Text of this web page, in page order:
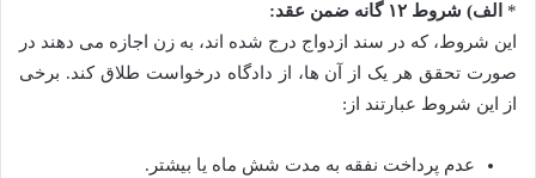
*
الف) شروط ۱۲ گانه ضمن عقد:
این شروط، که در سند ازدواج درج شده اند، به زن اجازه می دهند در
صورت تحقق هر یک از آن ها، از دادگاه درخواست طلاق کند. برخی
از این شروط عبارتند از:
عدم پرداخت نفقه به مدت شش ماه یا بیشتر.